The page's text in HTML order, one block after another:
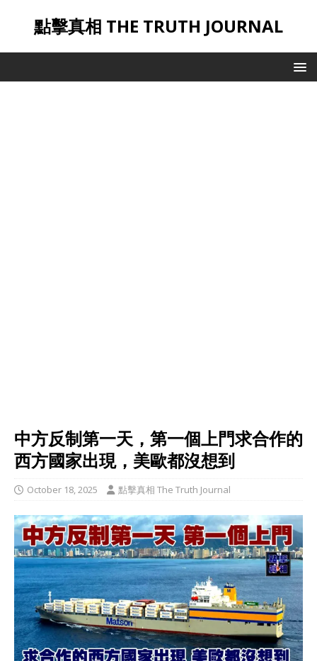
點擊真相 THE TRUTH JOURNAL
中方反制第一天，第一個上門求合作的
西方國家出現，美歐都沒想到
October 18, 2025 點擊真相 The Truth Journal